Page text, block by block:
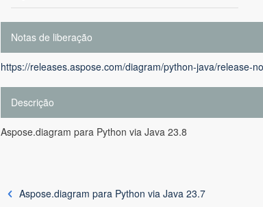
Notas de liberação
https://releases.aspose.com/diagram/python-java/release-
Descrição
Aspose.diagram para Python via Java 23.8
Aspose.diagram para Python via Java 23.7